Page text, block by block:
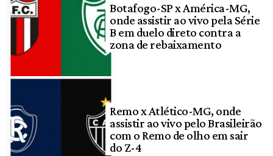
Botafogo-SP x América-MG,
onde assistir ao vivo pela Série
B em duelo direto contra a
zona de rebaixamento
Remo x Atlético-MG, onde
assistir ao vivo pelo Brasileirão
com o Remo de olho em sair
do Z-4